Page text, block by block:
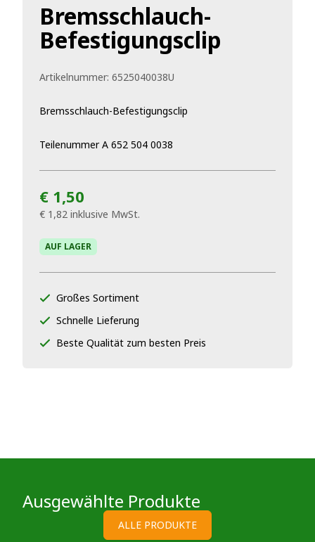
Bremsschlauch-
Befestigungsclip
Artikelnummer: 6525040038U
Bremsschlauch-Befestigungsclip
Teilenummer A 652 504 0038
€ 1,50
€ 1,82 inklusive MwSt.
AUF LAGER
Großes Sortiment
Schnelle Lieferung
Beste Qualität zum besten Preis
Ausgewählte Produkte
ALLE PRODUKTE